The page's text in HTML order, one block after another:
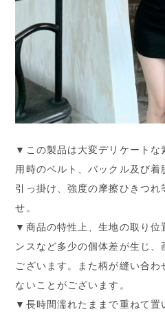
▼この製品は大変デリケートな
用時のベルト、バックル及び着
引っ掛け、強度の摩擦ひきつれ
せ。
▼商品の特性上、生地の取り位
ンスなど多少の個体差が生じ
ございます。また柄が縫い合
ないことがございます。
▼長時間濡れたままで重ねて置